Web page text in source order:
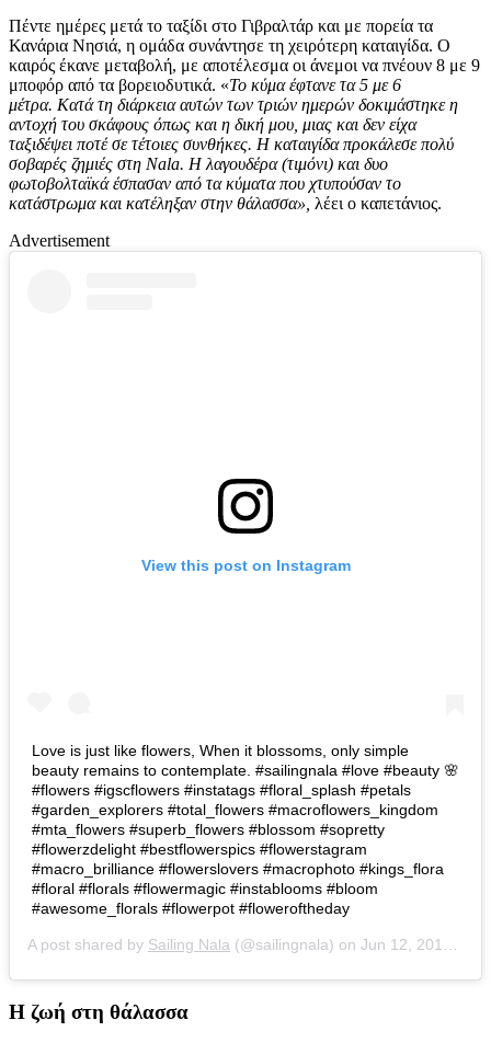
Πέντε ημέρες μετά το ταξίδι στο Γιβραλτάρ και με πορεία τα
Κανάρια Νησιά, η ομάδα συνάντησε τη χειρότερη καταιγίδα. Ο
καιρός έκανε μεταβολή, με αποτέλεσμα οι άνεμοι να πνέουν 8 με 9
μποφόρ από τα βορειοδυτικά. «Το κύμα έφτανε τα 5 με 6
μέτρα. Κατά τη διάρκεια αυτών των τριών ημερών δοκιμάστηκε η
αντοχή του σκάφους όπως και η δική μου, μιας και δεν είχα
ταξιδέψει ποτέ σε τέτοιες συνθήκες. Η καταιγίδα προκάλεσε πολύ
σοβαρές ζημιές στη Nala. Η λαγουδέρα (τιμόνι) και δυο
φωτοβολταϊκά έσπασαν από τα κύματα που χτυπούσαν το
κατάστρωμα και κατέληξαν στην θάλασσα», λέει ο καπετάνιος.
Advertisement
View this post on Instagram
Love is just like flowers, When it blossoms, only simple
beauty remains to contemplate. #sailingnala #love #beauty 🌸
#flowers #igscflowers #instatags #floral_splash #petals
#garden_explorers #total_flowers #macroflowers_kingdom
#mta_flowers #superb_flowers #blossom #sopretty
#flowerzdelight #bestflowerspics #flowerstagram
#macro_brilliance #flowerslovers #macrophoto #kings_flora
#floral #florals #flowermagic #instablooms #bloom
#awesome_florals #flowerpot #floweroftheday
A post shared by Sailing Nala (@sailingnala) on Jun 12, 2019 at 7:55am PDT
Η ζωή στη θάλασσα